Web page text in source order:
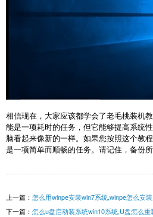
相信现在，大家应该都学会了老毛桃装机
能是一项耗时的任务，但它能够提高系统
脑看起来像新的一样。如果您按照这个教
是一项简单而顺畅的任务。请记住，备份
上一篇： 怎么用winpe安装win7系统,winpe怎么安
下一篇： 怎么u盘启动装系统win10系统,U盘怎么重